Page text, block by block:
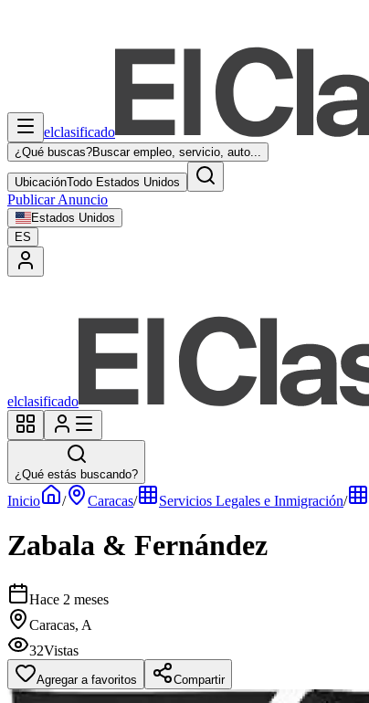
elclasificado
¿Qué buscas?Buscar empleo, servicio, auto...
UbicaciónTodo Estados Unidos
Publicar Anuncio
Estados Unidos
ES
elclasificado
¿Qué estás buscando?
Inicio / Caracas/ Servicios Legales e Inmigración/
Zabala & Fernández
Hace 2 meses
Caracas, A
32Vistas
Agregar a favoritos Compartir